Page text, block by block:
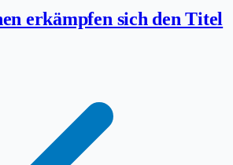
erkämpfen sich den Titel